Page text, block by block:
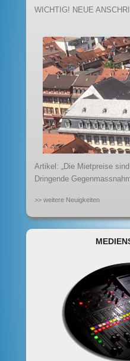
WICHTIG! NEUE
Artikel: „Die Mietpreise
Dringende
>> weitere Neuigkeiten